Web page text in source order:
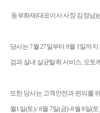
동부화재(대표이사 사장 김정남)
당사는 7월 27일부터 8월 1일까
검과 실내 살균탈취 서비스, 오토
또한 당사는 고객안전과 편의를
월1일(토) / 8월 7일(금)~8월 8일(